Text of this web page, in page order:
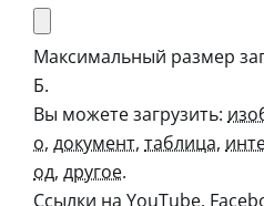
Максимальный размер
Б.
Вы можете загрузить:
о, документ, таблица,
од, другое.
Ссылки на YouTube,